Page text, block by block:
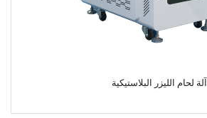
آلة لحام الليزر البلاستيكية